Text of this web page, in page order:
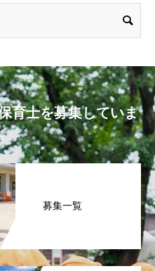
育士を募集していま
募集一覧